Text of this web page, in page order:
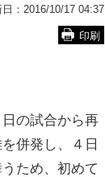
： 2016/10/17 04:37
印刷
の試合から再
併発し、４日
ため、初めて